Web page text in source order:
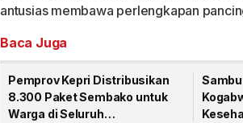
antusias membawa perlengkapan
Baca Juga
Pemprov Kepri Distribusikan
8.300 Paket Sembako untuk
Warga di Seluruh